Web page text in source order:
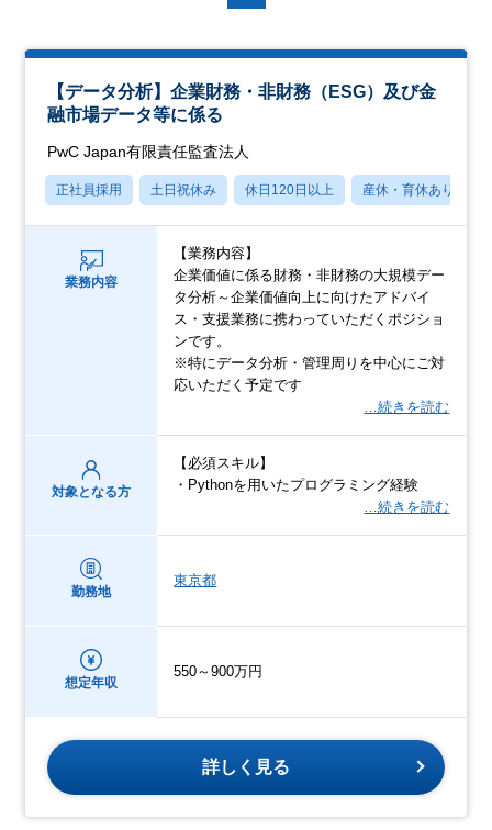
【データ分析】企業財務・非財務（ESG）及び金
融市場データ等に係る
PwC Japan有限責任監査法人
正社員採用 土日祝休み 休日120日以上 産休・育休あり
業務内容
【業務内容】
企業価値に係る財務・非財務の大規模デー
タ分析～企業価値向上に向けたアドバイ
ス・支援業務に携わっていただくポジショ
ンです。
※特にデータ分析・管理周りを中心にご対
応いただく予定です
…続きを読む
対象となる方
【必須スキル】
・Pythonを用いたプログラミング経験
…続きを読む
勤務地
東京都
想定年収
550～900万円
詳しく見る